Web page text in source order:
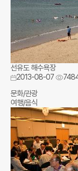
선유도 해수욕장
2013-08-07
문화/관광
여행/음식